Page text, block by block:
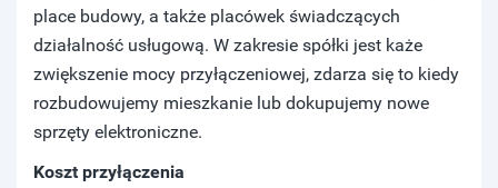
place budowy, a także placówek świadczących
działalność usługową. W zakresie spółki jest każe
zwiększenie mocy przyłączeniowej, zdarza się to kiedy
rozbudowujemy mieszkanie lub dokupujemy nowe
sprzęty elektroniczne.
Koszt przyłączenia